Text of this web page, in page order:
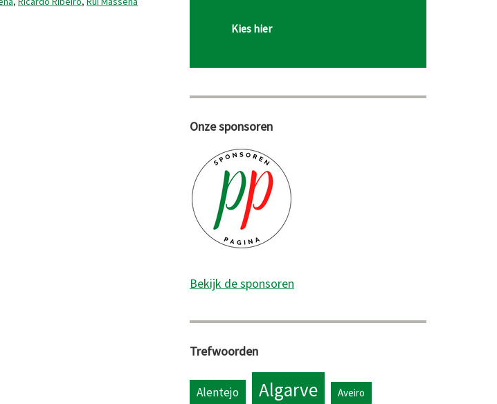
Kies hier
Onze sponsoren
Bekijk de sponsoren
Trefwoorden
Alentejo Algarve Aveiro